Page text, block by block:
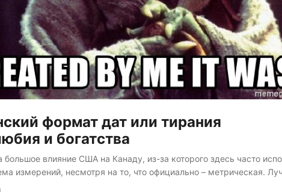
формат дат или тирания
и богатства
большое влияние США на Канаду, из-за которого здесь часто
измерений, несмотря на то, что официально – метрическая.
у США. Правда на ум не приходит, что именно. Вторая моя